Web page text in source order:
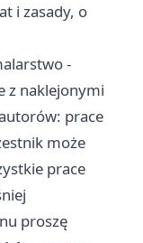
i zasady, o
-
z naklejonymi
prace
może
prace
proszę